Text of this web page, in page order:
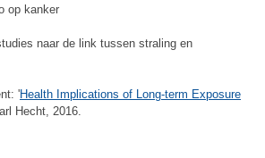
op kanker
naar de link tussen straling en
'Health Implications of Long-term Exposure
Hecht, 2016.